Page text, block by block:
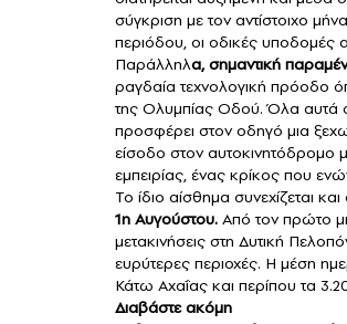
σύγκριση με τον αντίστοιχο
περιόδου, οι οδικές υποδομές
Παράλληλα, σημαντική
ραγδαία τεχνολογική πρόοδο
της Ολυμπίας Οδού. Όλα αυτά
προσφέρει στον οδηγό μια
είσοδο στον αυτοκινητόδρομο
εμπειρίας, ένας κρίκος που
Το ίδιο αίσθημα συνεχίζεται και
1η Αυγούστου. Από τον πρώτο
μετακινήσεις στη Δυτική
ευρύτερες περιοχές. Η μέση
Κάτω Αχαΐας και περίπου τα
Διαβάστε ακόμη